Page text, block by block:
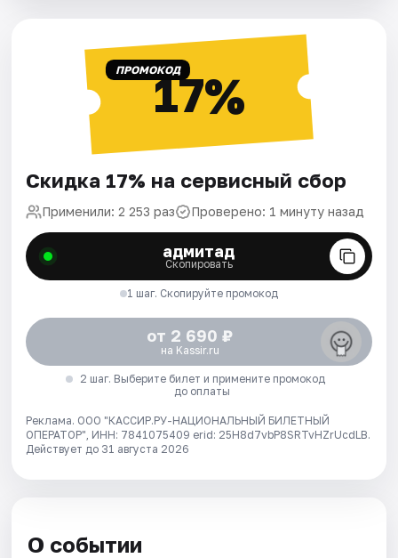
ПРОМОКОД17%
Скидка 17% на сервисный сбор
Применили: 2 253 раз Проверено: 1 минуту назад
адмитад
Скопировать
1 шаг. Скопируйте промокод
от 2 690 ₽
на Kassir.ru
2 шаг. Выберите билет и примените промокод
до оплаты
Реклама. ООО "КАССИР.РУ-НАЦИОНАЛЬНЫЙ БИЛЕТНЫЙ
ОПЕРАТОР", ИНН: 7841075409 erid: 25H8d7vbP8SRTvHZrUcdLB.
Действует до 31 августа 2026
О событии